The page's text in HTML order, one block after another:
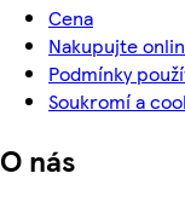
Cena
Nakupujte
Podmínky
Soukromí a
O nás